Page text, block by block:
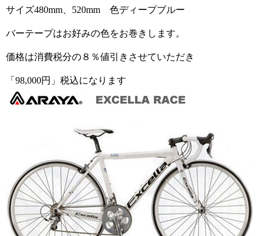
サイズ480mm、520mm 色ディープブルー
バーテープはお好みの色をお巻きします。
価格は消費税分の８％値引きさせていただき
「98,000円」税込になります